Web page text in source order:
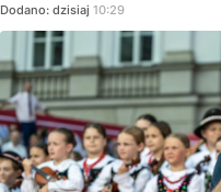
Dodano: dzisiaj 10:29